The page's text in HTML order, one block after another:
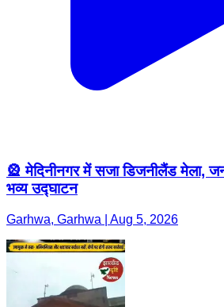
🎡 मेदिनीनगर में सजा डिजनीलैंड मेला,
भव्य उद्घाटन
Garhwa, Garhwa | Aug 5, 2026